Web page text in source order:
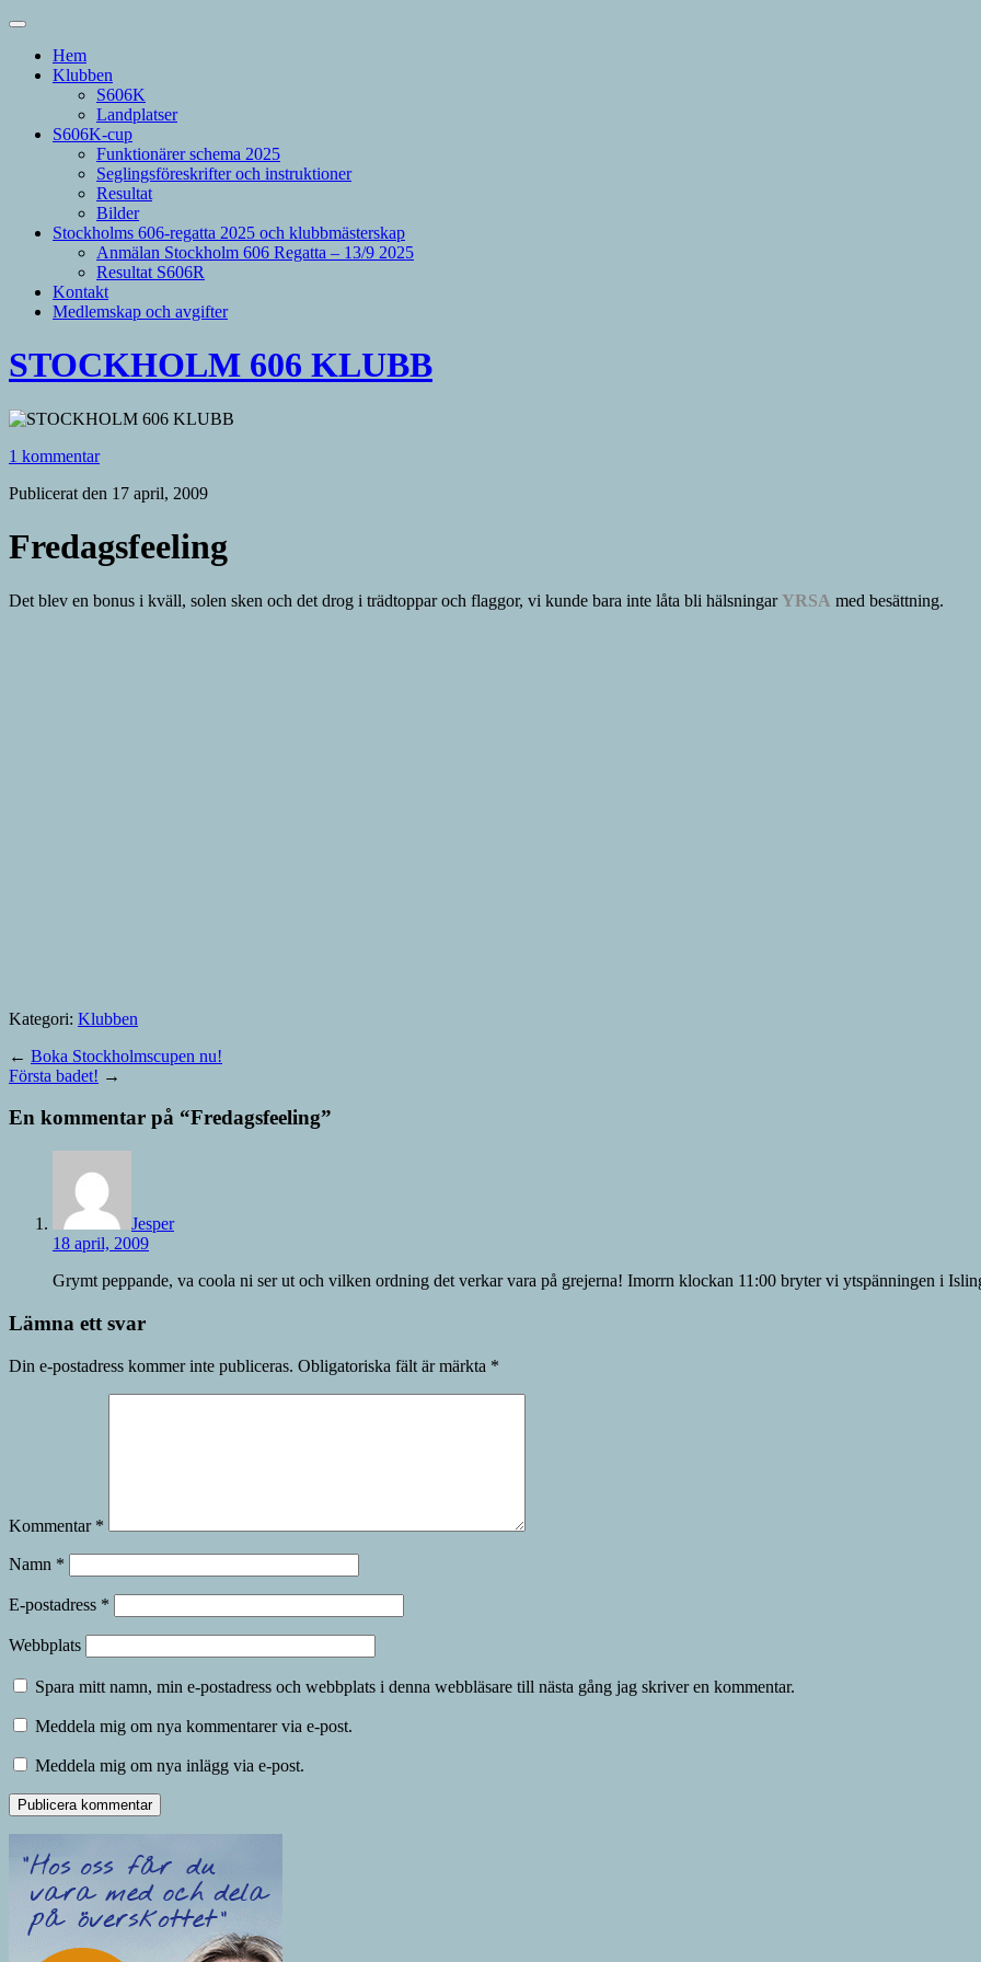
Hem
Klubben
S606K
Landplatser
S606K-cup
Funktionärer schema 2025
Seglingsföreskrifter och instruktioner
Resultat
Bilder
Stockholms 606-regatta 2025 och klubbmästerskap
Anmälan Stockholm 606 Regatta – 13/9 2025
Resultat S606R
Kontakt
Medlemskap och avgifter
STOCKHOLM 606 KLUBB
1 kommentar
Publicerat den 17 april, 2009
Fredagsfeeling
Det blev en bonus i kväll, solen sken och det drog i trädtoppar och flaggor, vi kunde bara inte låta bli hälsningarYRSA med besättning.
Kategori: Klubben
← Boka Stockholmscupen nu!
Första badet! →
En kommentar på “Fredagsfeeling”
Jesper
18 april, 2009
Grymt peppande, va coola ni ser ut och vilken ordning det verkar vara på grejerna! Imorrn klockan 11:00 bryter vi ytspänningen i
Lämna ett svar
Din e-postadress kommer inte publiceras. Obligatoriska fält är märkta *
Kommentar *
Namn *
E-postadress *
Webbplats
Spara mitt namn, min e-postadress och webbplats i denna webbläsare till nästa gång jag skriver en kommentar.
Meddela mig om nya kommentarer via e-post.
Meddela mig om nya inlägg via e-post.